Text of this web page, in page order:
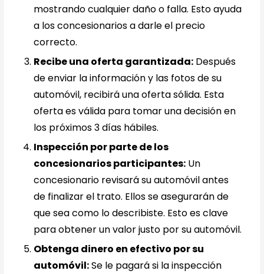
mostrando cualquier daño o falla. Esto ayuda
a los concesionarios a darle el precio
correcto.
Recibe una oferta garantizada: Después
de enviar la información y las fotos de su
automóvil, recibirá una oferta sólida. Esta
oferta es válida para tomar una decisión en
los próximos 3 días hábiles.
Inspección por parte de los
concesionarios participantes: Un
concesionario revisará su automóvil antes
de finalizar el trato. Ellos se asegurarán de
que sea como lo describiste. Esto es clave
para obtener un valor justo por su automóvil.
Obtenga dinero en efectivo por su
automóvil:Se le pagará si la inspección